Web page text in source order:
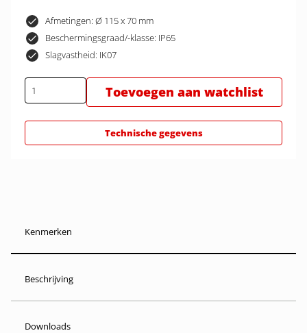
Afmetingen: Ø 115 x 70 mm
Beschermingsgraad/-klasse: IP65
Slagvastheid: IK07
Toevoegen aan watchlist
Technische gegevens
Kenmerken
Beschrijving
Downloads